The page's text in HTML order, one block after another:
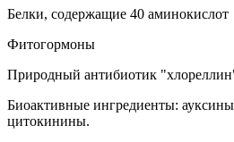
Белки, содержащие 40 аминокислот
Фитогормоны
Природный антибиотик
Биоактивные ингредиенты:
цитокинины.